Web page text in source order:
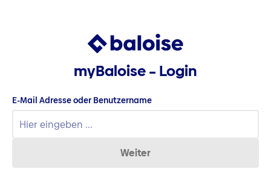
myBaloise – Login
E-Mail Adresse oder Benutzername
Weiter